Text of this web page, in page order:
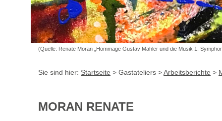
(Quelle: Renate Moran „Hommage Gustav Mahler und die Musik 1.
Sie sind hier: Startseite > Gastateliers >Arbeitsberichte >
MORAN RENATE